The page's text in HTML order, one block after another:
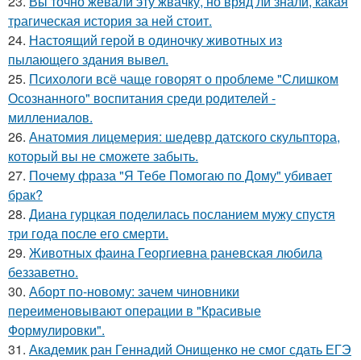
трагическая история за ней стоит.
24. Настоящий герой в одиночку животных из
пылающего здания вывел.
25. Психологи всё чаще говорят о проблеме "Слишком
Осознанного" воспитания среди родителей -
миллениалов.
26. Анатомия лицемерия: шедевр датского скульптора,
который вы не сможете забыть.
27. Почему фраза "Я Тебе Помогаю по Дому" убивает
брак?
28. Диана гурцкая поделилась посланием мужу спустя
три года после его смерти.
29. Животных фаина Георгиевна раневская любила
беззаветно.
30. Аборт по-новому: зачем чиновники
переименовывают операции в "Красивые
Формулировки".
31. Академик ран Геннадий Онищенко не смог сдать ЕГЭ